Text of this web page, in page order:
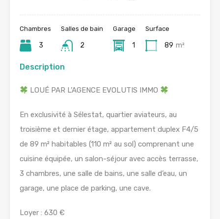
Chambres
3
Salles de bain
2
Garage
1
Surface
89 m²
Description
LOUÉ PAR L’AGENCE EVOLUTIS IMMO
En exclusivité à Sélestat, quartier aviateurs, au
troisième et dernier étage, appartement duplex F4/5
de 89 m² habitables (110 m² au sol) comprenant une
cuisine équipée, un salon-séjour avec accès terrasse,
3 chambres, une salle de bains, une salle d’eau, un
garage, une place de parking, une cave.
Loyer : 630 €